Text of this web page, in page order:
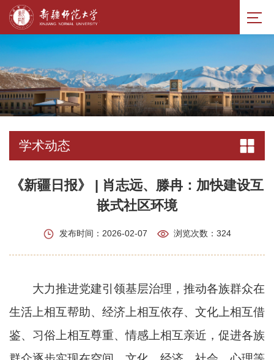
学术动态
《新疆日报》 | 肖志远、滕冉：加快建设互
嵌式社区环境
发布时间：2026-02-07 浏览次数：324
大力推进党建引领基层治理，推动各族群众在
生活上相互帮助、经济上相互依存、文化上相互借
鉴、习俗上相互尊重、情感上相互亲近，促进各族